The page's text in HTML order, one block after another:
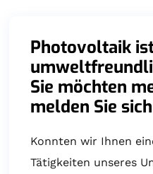
Photovoltaik
Sie möchten
melden Sie
Konnten wir Ihnen
Tätigkeiten unseres